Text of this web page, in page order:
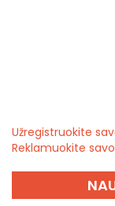
Užregistruokite
Reklamuokite